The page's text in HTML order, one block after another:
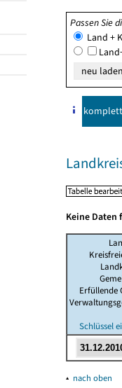
Passen Sie
Land +
komplett
Keine Daten
Erfüllende
Schlüssel
▴ nach oben